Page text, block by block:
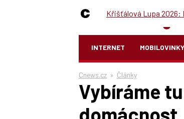
INTERNET MOBILOVINKY
Cnews.cz » Články
Vybíráme
domácnost
Křišťálová Lupa 2026: